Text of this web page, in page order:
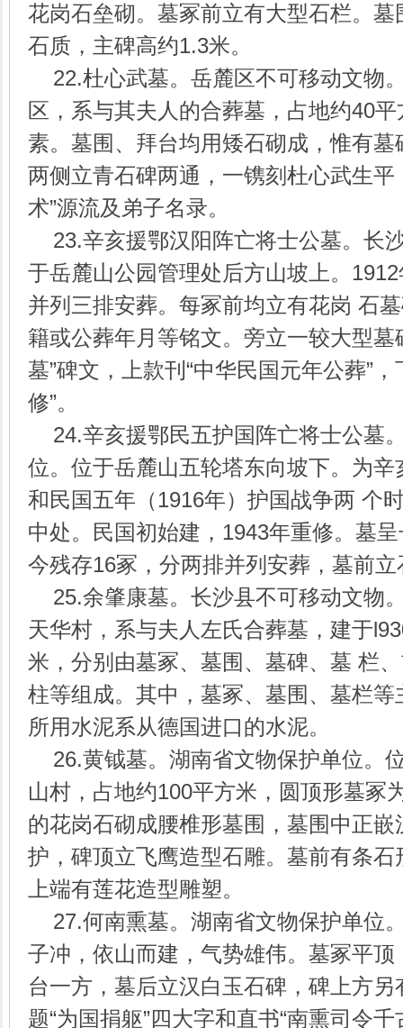
花岗石垒砌。墓冢前立有大型石栏。
石质，主碑高约1.3米。
22.杜心武墓。岳麓区不可移动文物
区，系与其夫人的合葬墓，占地约40
素。墓围、拜台均用矮石砌成，惟有
两侧立青石碑两通，一镌刻杜心武生平
术”源流及弟子名录。
23.辛亥援鄂汉阳阵亡将士公墓。长
于岳麓山公园管理处后方山坡上。
并列三排安葬。每冢前均立有花岗 石
籍或公葬年月等铭文。旁立一较大型墓
墓”碑文，上款刊“中华民国元年公葬”
修”。
24.辛亥援鄂民五护国阵亡将士公墓
位。位于岳麓山五轮塔东向坡下。为
和民国五年（1916年）护国战争两 个
中处。民国初始建，1943年重修。墓
今残存16冢，分两排并列安葬，墓前立
25.余肇康墓。长沙县不可移动文物
天华村，系与夫人左氏合葬墓，建于
米，分别由墓冢、墓围、墓碑、墓 栏
柱等组成。其中，墓冢、墓围、墓栏
所用水泥系从德国进口的水泥。
26.黄钺墓。湖南省文物保护单位。
山村，占地约100平方米，圆顶形墓冢
的花岗石砌成腰椎形墓围，墓围中正
护，碑顶立飞鹰造型石雕。墓前有条
上端有莲花造型雕塑。
27.何南熏墓。湖南省文物保护单位
子冲，依山而建，气势雄伟。墓冢平
台一方，墓后立汉白玉石碑，碑上方
题“为国捐躯”四大字和直书“南熏司令